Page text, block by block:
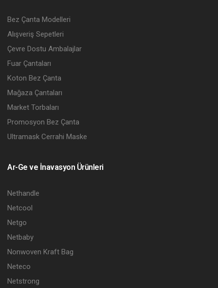
Ar-Ge ve İnavasyon Ürünleri
Nethandle
Netcool
Netgo
Netbaby
Nonwoven Kraft Bag
Neteco
Netstrong
Bez Çanta Modelleri
Alışveriş Sepetleri
Çevre Dostu Ambalajlar
Fuar Çantaları
Koton Bez Çanta
Mağaza Çantaları
Market Torbaları
Promosyon Bez Çanta
Ultramask Cerrahi Maske